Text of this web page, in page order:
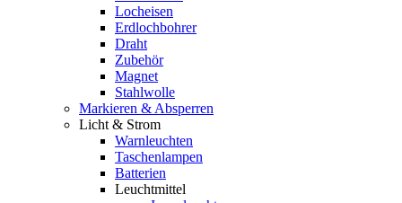
Locheisen
Erdlochbohrer
Draht
Zubehör
Magnet
Stahlwolle
Markieren & Absperren
Licht & Strom
Warnleuchten
Taschenlampen
Batterien
Leuchtmittel